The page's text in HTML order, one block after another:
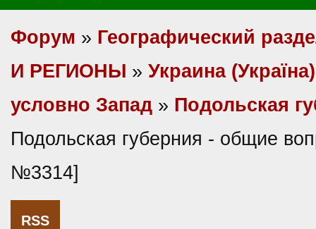
Форум » Географический
И РЕГИОНЫ » Украина (Україна)
условно Запад » Подольская
Подольская губерния - общие
№3314]
RSS